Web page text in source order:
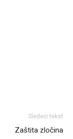
Sledeći tekst
Zaštita zločina